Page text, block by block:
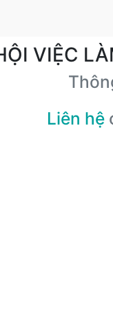
VIỆC
Liên hệ